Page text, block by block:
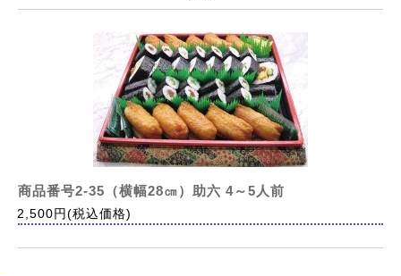
商品番号2-35（横幅28㎝）助六 4～5人前
2,500円(税込価格)